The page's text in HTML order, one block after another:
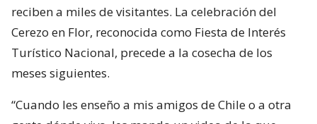
reciben a miles de visitantes. La celebración del
Cerezo en Flor, reconocida como Fiesta de Interés
Turístico Nacional, precede a la cosecha de los
meses siguientes.
“Cuando les enseño a mis amigos de Chile o a otra